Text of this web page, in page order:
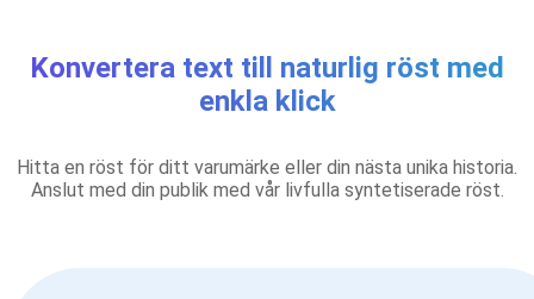
Konvertera text till naturlig röst med
enkla klick
Hitta en röst för ditt varumärke eller din nästa unika historia.
Anslut med din publik med vår livfulla syntetiserade röst.